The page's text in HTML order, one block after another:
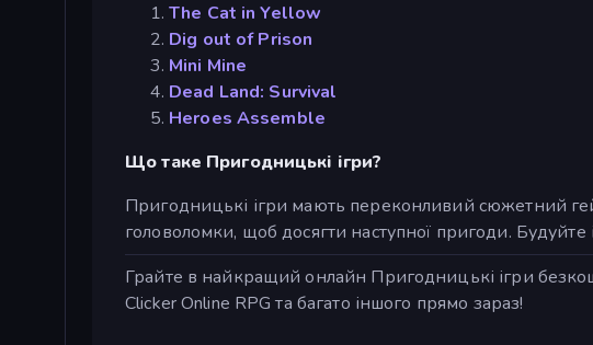
The Cat in Yellow
Dig out of Prison
Mini Mine
Dead Land: Survival
Heroes Assemble
Що таке Пригодницькі ігри?
Пригодницькі ігри мають переконливий сюжетний
головоломки, щоб досягти наступної пригоди. Будуйте
Грайте в найкращий онлайн Пригодницькі ігри
Clicker Online RPG та багато іншого прямо зараз!